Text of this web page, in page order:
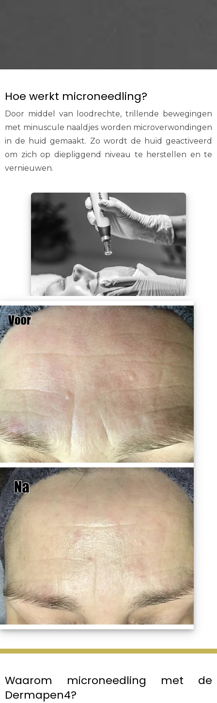
Hoe werkt microneedling?
Door middel van loodrechte, trillende bewegingen
met minuscule naaldjes worden microverwondingen
in de huid gemaakt. Zo wordt de huid geactiveerd
om zich op diepliggend niveau te herstellen en te
vernieuwen.
Waarom microneedling met de
Dermapen4?